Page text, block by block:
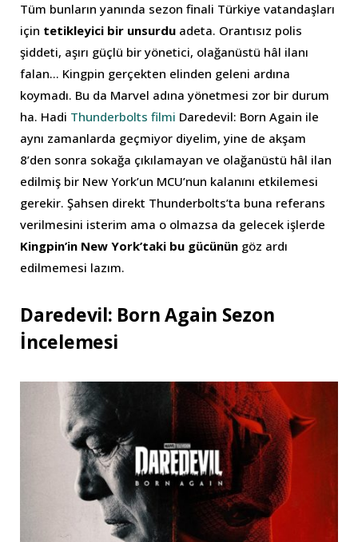
Tüm bunların yanında sezon finali Türkiye vatandaşları
için tetikleyici bir unsurdu adeta. Orantısız polis
şiddeti, aşırı güçlü bir yönetici, olağanüstü hâl ilanı
falan… Kingpin gerçekten elinden geleni ardına
koymadı. Bu da Marvel adına yönetmesi zor bir durum
ha. Hadi Thunderbolts filmi Daredevil: Born Again ile
aynı zamanlarda geçmiyor diyelim, yine de akşam
8’den sonra sokağa çıkılamayan ve olağanüstü hâl ilan
edilmiş bir New York’un MCU’nun kalanını etkilemesi
gerekir. Şahsen direkt Thunderbolts’ta buna referans
verilmesini isterim ama o olmazsa da gelecek işlerde
Kingpin’in New York’taki bu gücünün göz ardı
edilmemesi lazım.
Daredevil: Born Again Sezon
İncelemesi